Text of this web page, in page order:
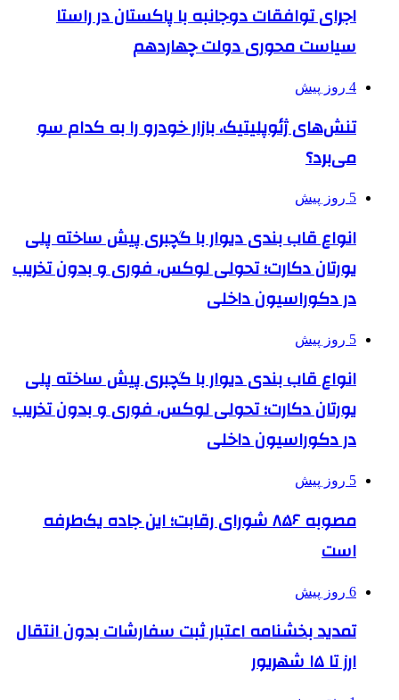
اجرای توافقات دوجانبه با پاکستان در راستا
سیاست محوری دولت چهاردهم
4 روز پیش
تنش‌های ژئوپلیتیک، بازار خودرو را به کدام سو
می‌برد؟
5 روز پیش
انواع قاب بندی دیوار با گچبری پیش ساخته پلی
یورتان دکارت؛ تحولی لوکس، فوری و بدون تخریب
در دکوراسیون داخلی
5 روز پیش
انواع قاب بندی دیوار با گچبری پیش ساخته پلی
یورتان دکارت؛ تحولی لوکس، فوری و بدون تخریب
در دکوراسیون داخلی
5 روز پیش
مصوبه ۸۵۶ شورای رقابت؛ این جاده یک‌طرفه
است
6 روز پیش
تمدید بخشنامه اعتبار ثبت سفارشات بدون انتقال
ارز تا ۱۵ شهریور